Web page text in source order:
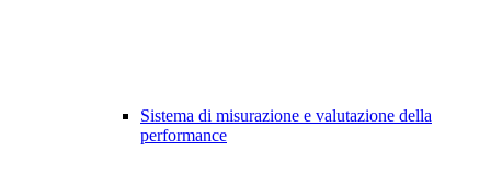
Sistema di misurazione e valutazione della
performance